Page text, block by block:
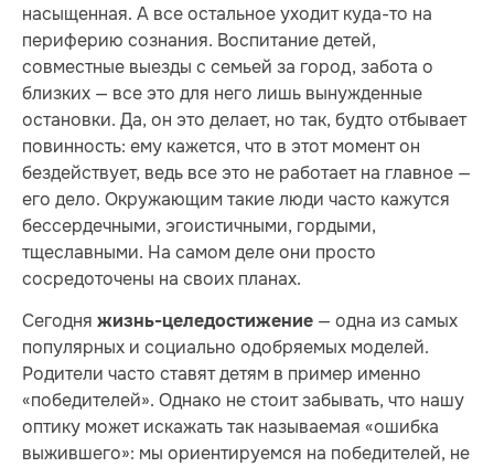
насыщенная. А все остальное уходит куда-то на
периферию сознания. Воспитание детей,
совместные выезды с семьей за город, забота о
близких — все это для него лишь вынужденные
остановки. Да, он это делает, но так, будто отбывает
повинность: ему кажется, что в этот момент он
бездействует, ведь все это не работает на главное —
его дело. Окружающим такие люди часто кажутся
бессердечными, эгоистичными, гордыми,
тщеславными. На самом деле они просто
сосредоточены на своих планах.
Сегодня жизнь-целедостижение — одна из самых
популярных и социально одобряемых моделей.
Родители часто ставят детям в пример именно
«победителей». Однако не стоит забывать, что нашу
оптику может искажать так называемая «ошибка
выжившего»: мы ориентируемся на победителей, не